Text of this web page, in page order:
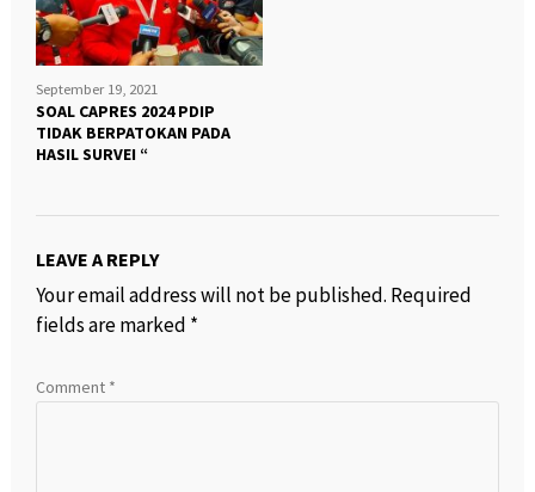
September 19, 2021
SOAL CAPRES 2024 PDIP
TIDAK BERPATOKAN PADA
HASIL SURVEI “
LEAVE A REPLY
Your email address will not be published. Required
fields are marked *
Comment *